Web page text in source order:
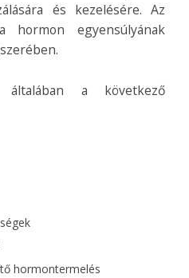
és kezelésére. Az
hormon egyensúlyának
általában a következő
hormontermelés